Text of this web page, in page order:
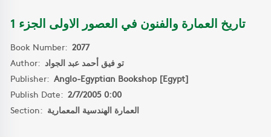
تاريخ العمارة والفنون في العصور الاولى الجزء 1
Book Number: 2077
Author: تو فيق أحمد عبد الجواد
Publisher: Anglo-Egyptian Bookshop [Egypt]
Publish Date: 2/7/2005 0:00
Section: العمارة الهندسية المعمارية